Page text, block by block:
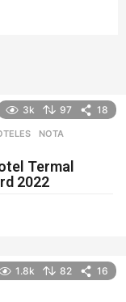
3k 97 18
,NOTA
Termal
2022
1.8k 82 16